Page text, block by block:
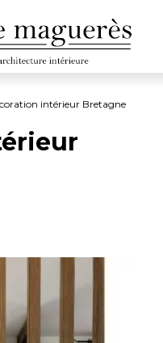
intérieur Bretagne